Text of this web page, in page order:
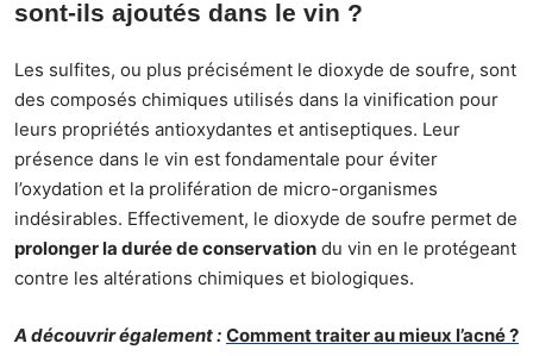
sont-ils ajoutés dans le vin ?
Les sulfites, ou plus précisément le dioxyde de soufre, sont
des composés chimiques utilisés dans la vinification pour
leurs propriétés antioxydantes et antiseptiques. Leur
présence dans le vin est fondamentale pour éviter
l’oxydation et la prolifération de micro-organismes
indésirables. Effectivement, le dioxyde de soufre permet de
prolonger la durée de conservation du vin en le protégeant
contre les altérations chimiques et biologiques.
A découvrir également : Comment traiter au mieux l’acné ?